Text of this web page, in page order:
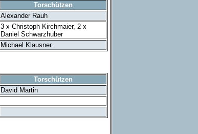
Torschützen
Alexander Rauh
3 x Christoph Kirchmaier, 2 x
Daniel Schwarzhuber
Michael Klausner
Torschützen
David Martin